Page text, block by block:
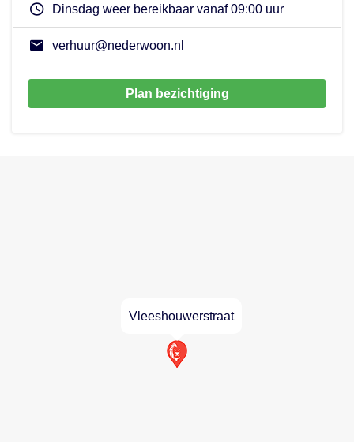
Dinsdag weer bereikbaar vanaf 09:00 uur
verhuur@nederwoon.nl
Plan bezichtiging
Vleeshouwerstraat